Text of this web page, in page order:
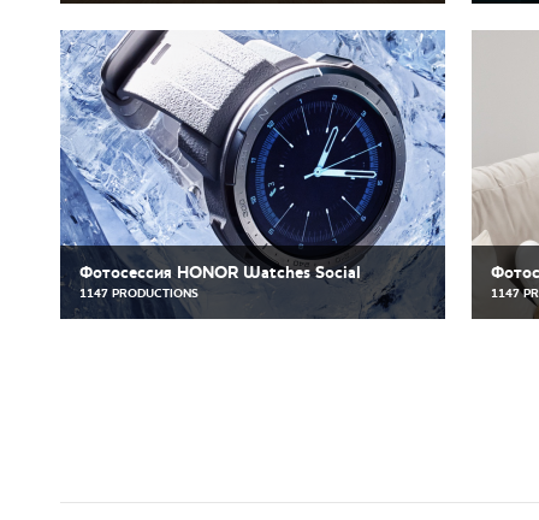
Фотосессия HONOR Watches Social
1147 PRODUCTIONS 1147